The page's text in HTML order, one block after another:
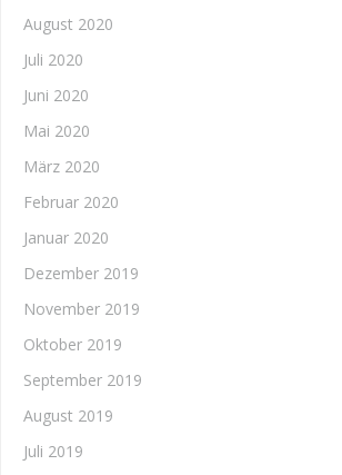
August 2020
Juli 2020
Juni 2020
Mai 2020
März 2020
Februar 2020
Januar 2020
Dezember 2019
November 2019
Oktober 2019
September 2019
August 2019
Juli 2019